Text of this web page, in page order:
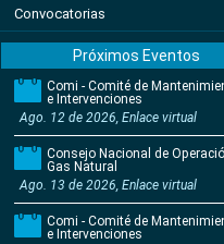
Convocatorias
Próximos Eventos
Comi - Comité de
e Intervenciones
Ago. 12 de 2026, Enlace virtual
Consejo Nacional de
Gas Natural
Ago. 13 de 2026, Enlace virtual
Comi - Comité de
e Intervenciones